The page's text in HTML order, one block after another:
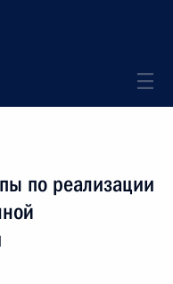
по реализации